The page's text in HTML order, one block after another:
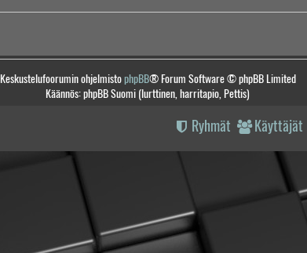
Keskustelufoorumin ohjelmistophpBB® Forum Software © phpBB Limited
Käännös: phpBB Suomi (lurttinen, harritapio, Pettis)
Käyttäjät
Ryhmät